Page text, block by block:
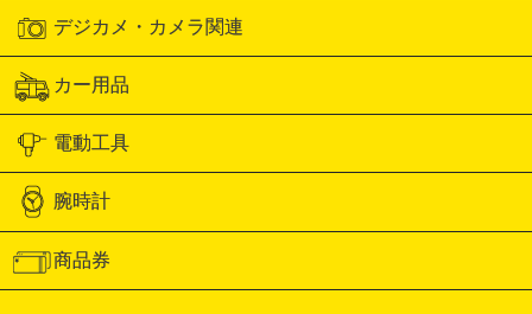
デジカメ・カメラ関連
カー用品
電動工具
腕時計
商品券